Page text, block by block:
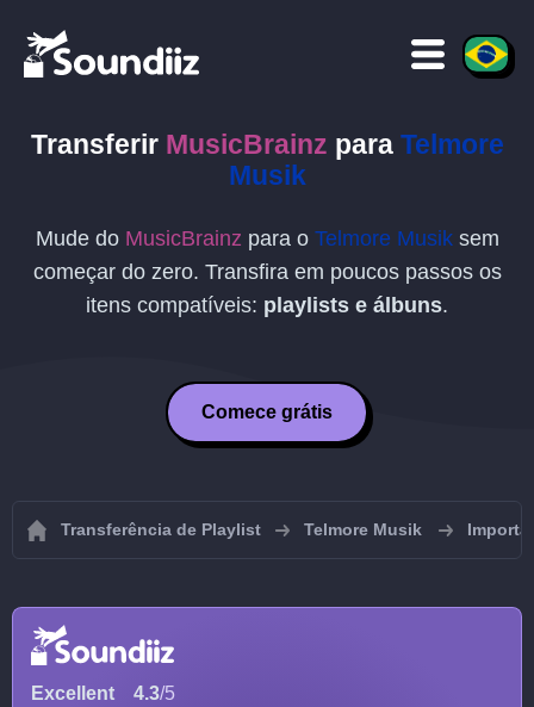
Transferir MusicBrainz para Telmore
Musik
Mude do MusicBrainz para o Telmore Musiksem
começar do zero. Transfira em poucos passos os
itens compatíveis: playlists e álbuns.
Comece grátis
Transferência de Playlist Telmore Musik
Excellent 4.3/5